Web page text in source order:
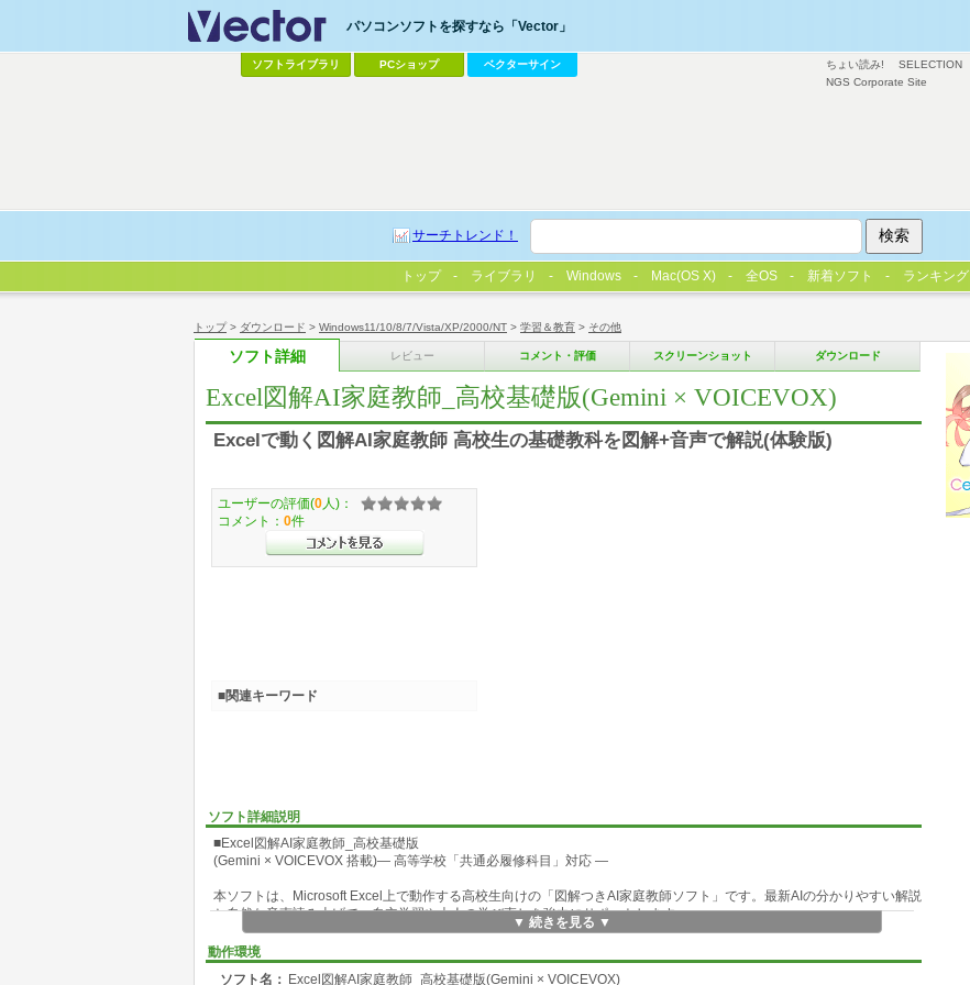
トップ> ダウンロード > Windows11/10/8/7/Vista/XP/2000/NT > 学習＆教育 > その他
ソフト詳細 レビュー コメント・評価 スクリーンショット ダウンロード
Excel図解AI家庭教師_高校基礎版(Gemini × VOICEVOX)
Excelで動く図解AI家庭教師 高校生の基礎教科を図解+音声で解説(体験版)
ソフト詳細説明
■Excel図解AI家庭教師_高校基礎版
(Gemini × VOICEVOX 搭載)― 高等学校「共通必履修科目」対応 ―
本ソフトは、Microsoft Excel上で動作する高校生向けの「図解つきAI家庭教師ソフト」です。最新AIの分かりやすい解説
と自然な音声読み上げで、自立学習や大人の学び直しを強力にサポートします。
■ 特長と学習システム
新学習指導要領に準拠: 国語・数学I・英コミュI・情報I・理科基礎など、共通必履修科目を幅広くカバー。
▼ 続きを見る ▼
動作環境
ソフト名： Excel図解AI家庭教師_高校基礎版(Gemini × VOICEVOX)
ユーザーの評価(0 人)：
コメント： 0件
■関連キーワード
ちょい読み! SELECTION
NGS Corporate Site
パソコンソフトを探すなら「Vector」
ソフトライブラリ PCショップ ベクターサイン
サーチトレンド！
トップ ライブラリ Windows Mac(OS X) 全OS 新着ソフト ランキング